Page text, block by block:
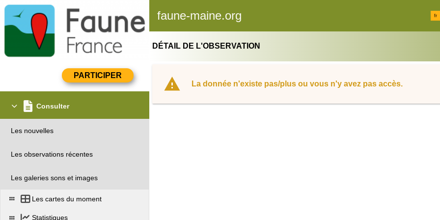
faune-maine.org fr
Consulter
Les nouvelles
Les observations récentes
Les galeries sons et images
Les cartes du moment
Statistiques
DÉTAIL DE L'OBSERVATION
La donnée n'existe pas/plus ou vous n'y avez pas accès.